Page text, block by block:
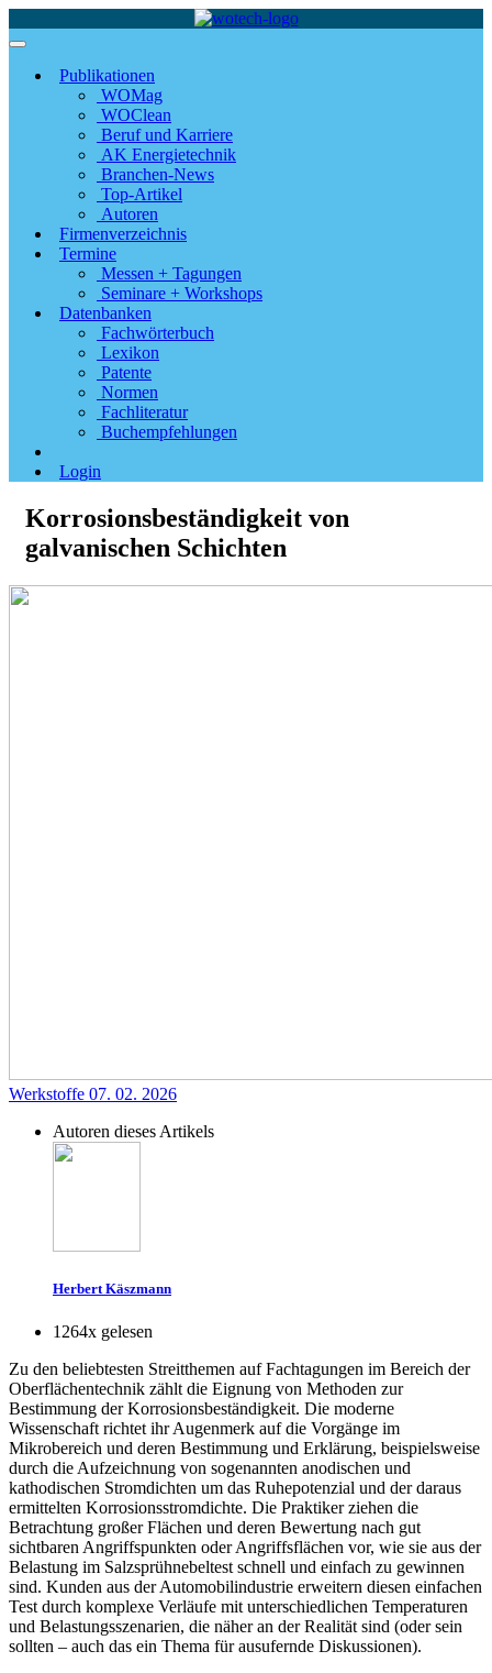
Publikationen
WOMag
WOClean
Beruf und Karriere
AK Energietechnik
Branchen-News
Top-Artikel
Autoren
Firmenverzeichnis
Termine
Messen + Tagungen
Seminare + Workshops
Datenbanken
Fachwörterbuch
Lexikon
Patente
Normen
Fachliteratur
Buchempfehlungen
Login
Korrosionsbeständigkeit von
galvanischen Schichten
Werkstoffe 07. 02. 2026
Autoren dieses Artikels
Herbert Käszmann
1264x gelesen
Zu den beliebtesten Streitthemen auf Fachtagungen im Bereich der
Oberflächentechnik zählt die Eignung von Methoden zur
Bestimmung der Korrosionsbeständigkeit. Die moderne
Wissenschaft richtet ihr Augenmerk auf die Vorgänge im
Mikrobereich und deren Bestimmung und Erklärung, beispielsweise
durch die Aufzeichnung von sogenannten anodischen und
kathodischen Stromdichten um das Ruhepotenzial und der daraus
ermittelten Korrosionsstromdichte. Die Praktiker ziehen die
Betrachtung großer Flächen und deren Bewertung nach gut
sichtbaren Angriffspunkten oder Angriffsflächen vor, wie sie aus der
Belastung im Salzsprühnebeltest schnell und einfach zu gewinnen
sind. Kunden aus der Automobilindustrie erweitern diesen einfachen
Test durch komplexe Verläufe mit unterschiedlichen Temperaturen
und Belastungsszenarien, die näher an der Realität sind (oder sein
sollten – auch das ein Thema für ausufernde Diskussionen).